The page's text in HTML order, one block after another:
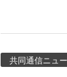
共同通信ニュ